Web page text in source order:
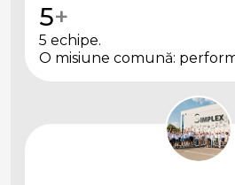
5+
5 echipe.
O misiune comună: